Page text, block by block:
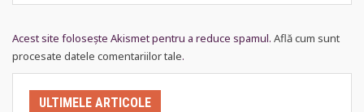
Acest site folosește Akismet pentru a reduce spamul. Află cum sunt
procesate datele comentariilor tale.
ULTIMELE ARTICOLE